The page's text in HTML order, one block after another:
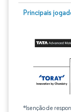
Principais
*Isenção de